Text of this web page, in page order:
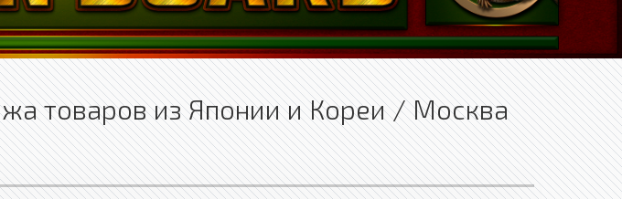
товаров из Японии и Кореи / Москва